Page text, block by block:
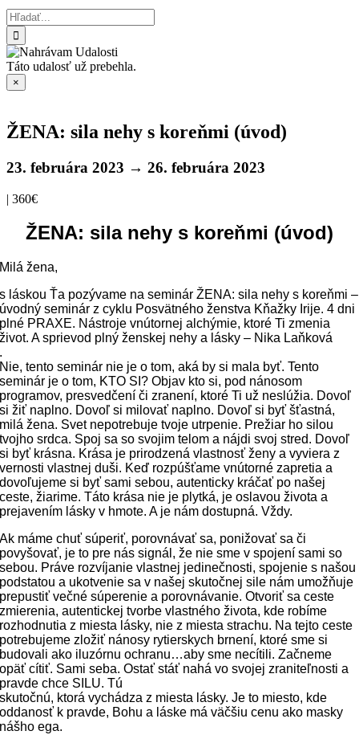
Hľadať:
Táto udalosť už prebehla.
×
ŽENA: sila nehy s koreňmi (úvod)
23. februára 2023 → 26. februára 2023
| 360€
ŽENA: sila nehy s koreňmi (úvod)
Milá žena,
s láskou Ťa pozývame na seminár ŽENA: sila nehy s koreňmi –
úvodný seminár z cyklu Posvätného ženstva Kňažky Irije. 4 dni
plné PRAXE. Nástroje vnútornej alchýmie, ktoré Ti zmenia
život. A sprievod plný ženskej nehy a lásky – Nika Laňková
.
Nie, tento seminár nie je o tom, aká by si mala byť. Tento
seminár je o tom, KTO SI? Objav kto si, pod nánosom
programov, presvedčení či zranení, ktoré Ti už neslúžia. Dovoľ
si žiť naplno. Dovoľ si milovať naplno. Dovoľ si byť šťastná,
milá žena. Svet nepotrebuje tvoje utrpenie. Prežiar ho silou
tvojho srdca. Spoj sa so svojim telom a nájdi svoj stred. Dovoľ
si byť krásna. Krása je prirodzená vlastnosť ženy a vyviera z
vernosti vlastnej duši. Keď rozpúšťame vnútorné zapretia a
dovoľujeme si byť sami sebou, autenticky kráčať po našej
ceste, žiarime. Táto krása nie je plytká, je oslavou života a
prejavením lásky v hmote. A je nám dostupná. Vždy.
Ak máme chuť súperiť, porovnávať sa, ponižovať sa či
povyšovať, je to pre nás signál, že nie sme v spojení sami so
sebou. Práve rozvíjanie vlastnej jedinečnosti, spojenie s našou
podstatou a ukotvenie sa v našej skutočnej sile nám umožňuje
prepustiť večné súperenie a porovnávanie. Otvoriť sa ceste
zmierenia, autentickej tvorbe vlastného života, kde robíme
rozhodnutia z miesta lásky, nie z miesta strachu. Na tejto ceste
potrebujeme zložiť nánosy rytierskych brnení, ktoré sme si
budovali ako iluzórnu ochranu…aby sme necítili. Začneme
opäť cítiť. Sami seba. Ostať stáť nahá vo svojej zraniteľnosti a
pravde chce SILU. Tú
skutočnú, ktorá vychádza z miesta lásky. Je to miesto, kde
oddanosť k pravde, Bohu a láske má väčšiu cenu ako masky
nášho ega.